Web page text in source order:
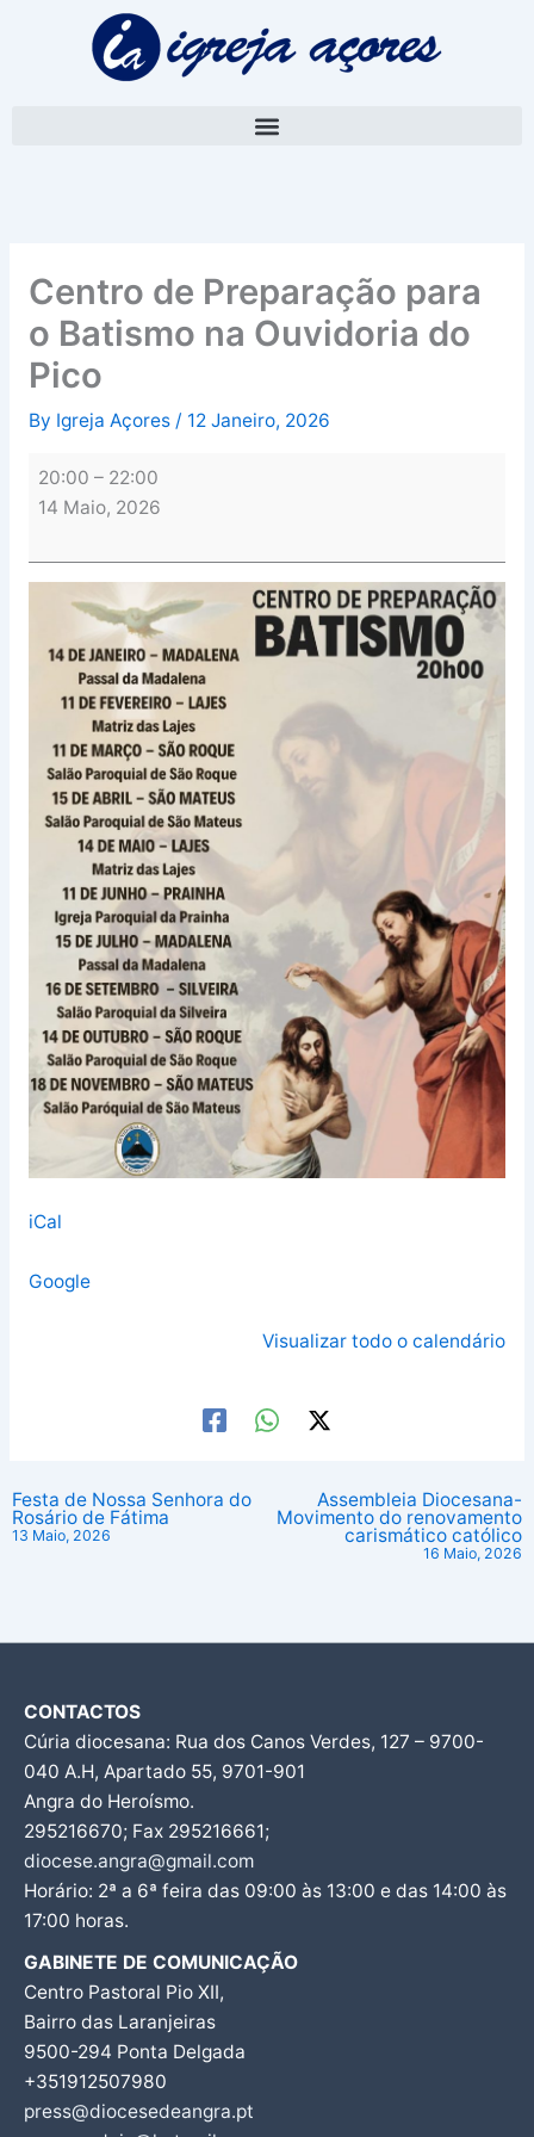
Centro de Preparação para
o Batismo na Ouvidoria do
Pico
By Igreja Açores / 12 Janeiro, 2026
Preparação
Pico
20:00 – 22:00
14 Maio, 2026
iCal
Google
Visualizar todo o calendário
Festa de Nossa Senhora do
Rosário de Fátima
13 Maio, 2026
Assembleia Diocesana-
Movimento do renovamento
carismático católico
16 Maio, 2026
CONTACTOS
Cúria diocesana: Rua dos Canos Verdes, 127 – 9700-
040 A.H, Apartado 55, 9701-901
Angra do Heroísmo.
295216670; Fax 295216661;
diocese.angra@gmail.com
Horário: 2ª a 6ª feira das 09:00 às 13:00 e das 14:00 às
17:00 horas.
GABINETE DE COMUNICAÇÃO
Centro Pastoral Pio XII,
Bairro das Laranjeiras
9500-294 Ponta Delgada
+351912507980
press@diocesedeangra.pt